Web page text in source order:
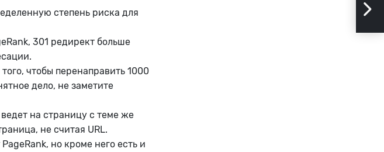
степень риска для
301 редирект больше
чтобы перенаправить 1000
дело, не заметите
на страницу с теме же
не считая URL.
но кроме него есть и
Что